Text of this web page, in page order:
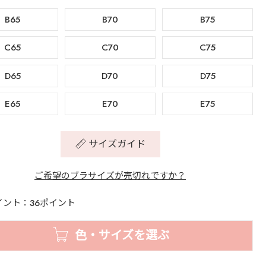
B65 B70 B75
C65 C70 C75
D65 D70 D75
E65 E70 E75
サイズガイド
ご希望のブラサイズが売切れですか？
ト：36ポイント
色・サイズを選ぶ